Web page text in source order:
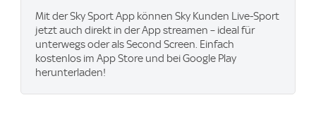
Mit der Sky Sport App können Sky Kunden Live-Sport
jetzt auch direkt in der App streamen – ideal für
unterwegs oder als Second Screen. Einfach
kostenlos im App Store und bei Google Play
herunterladen!